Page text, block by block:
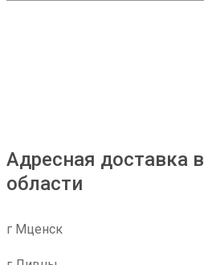
Адресная доставка
области
г Мценск